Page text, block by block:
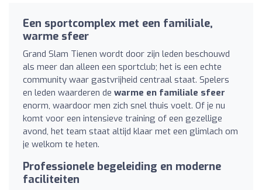
Een sportcomplex met een familiale,
warme sfeer
Grand Slam Tienen wordt door zijn leden beschouwd
als meer dan alleen een sportclub; het is een echte
community waar gastvrijheid centraal staat. Spelers
en leden waarderen de warme en familiale sfeer
enorm, waardoor men zich snel thuis voelt. Of je nu
komt voor een intensieve training of een gezellige
avond, het team staat altijd klaar met een glimlach om
je welkom te heten.
Professionele begeleiding en moderne
faciliteiten